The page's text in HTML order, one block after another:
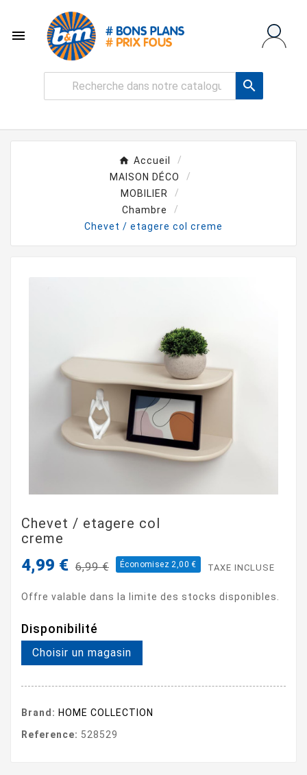


Accueil
MAISON DÉCO
MOBILIER
Chambre
Chevet / etagere col creme
Chevet / etagere col
creme
4,99 € 6,99 € Économisez 2,00 € TAXE INCLUSE
Offre valable dans la limite des stocks disponibles.
Disponibilité
Choisir un magasin
Brand: HOME COLLECTION
Reference: 528529